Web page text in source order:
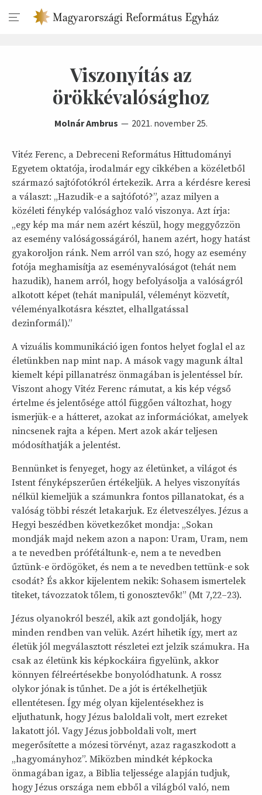
Viszonyítás az
örökkévalósághoz
Molnár Ambrus 2021. november 25.
Vitéz Ferenc, a Debreceni Református Hittudományi
Egyetem oktatója, irodalmár egy cikkében a közéletből
származó sajtófotókról értekezik. Arra a kérdésre keresi
a választ: „Hazudik-e a sajtófotó?”, azaz milyen a
közéleti fénykép valósághoz való viszonya. Azt írja:
„egy kép ma már nem azért készül, hogy meggyőzzön
az esemény valóságosságáról, hanem azért, hogy hatást
gyakoroljon ránk. Nem arról van szó, hogy az esemény
fotója meghamisítja az eseményvalóságot (tehát nem
hazudik), hanem arról, hogy befolyásolja a valóságról
alkotott képet (tehát manipulál, véleményt közvetít,
véleményalkotásra késztet, elhallgatással
dezinformál).”
A vizuális kommunikáció igen fontos helyet foglal el az
életünkben nap mint nap. A mások vagy magunk által
kiemelt képi pillanatrész önmagában is jelentéssel bír.
Viszont ahogy Vitéz Ferenc rámutat, a kis kép végső
értelme és jelentősége attól függően változhat, hogy
ismerjük-e a hátteret, azokat az információkat, amelyek
nincsenek rajta a képen. Mert azok akár teljesen
módosíthatják a jelentést.
Bennünket is fenyeget, hogy az életünket, a világot és
Istent fényképszerűen értékeljük. A helyes viszonyítás
nélkül kiemeljük a számunkra fontos pillanatokat, és a
valóság többi részét letakarjuk. Ez életveszélyes. Jézus a
Hegyi beszédben következőket mondja: „Sokan
mondják majd nekem azon a napon: Uram, Uram, nem
a te nevedben prófétáltunk-e, nem a te nevedben
űztünk-e ördögöket, és nem a te nevedben tettünk-e sok
csodát? És akkor kijelentem nekik: Sohasem ismertelek
titeket, távozzatok tőlem, ti gonosztevők!” (Mt 7,22–23).
Jézus olyanokról beszél, akik azt gondolják, hogy
minden rendben van velük. Azért hihetik így, mert az
életük jól megválasztott részletei ezt jelzik számukra. Ha
csak az életünk kis képkockáira figyelünk, akkor
könnyen félreértésekbe bonyolódhatunk. A rossz
olykor jónak is tűnhet. De a jót is értékelhetjük
ellentétesen. Így még olyan kijelentésekhez is
eljuthatunk, hogy Jézus baloldali volt, mert ezreket
lakatott jól. Vagy Jézus jobboldali volt, mert
megerősítette a mózesi törvényt, azaz ragaszkodott a
„hagyományhoz”. Miközben mindkét képkocka
önmagában igaz, a Biblia teljessége alapján tudjuk,
hogy Jézus országa nem ebből a világból való, nem